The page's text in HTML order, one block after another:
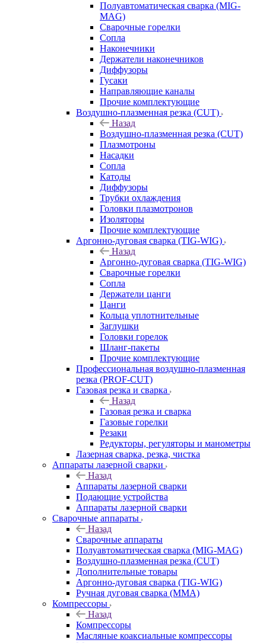
Полуавтоматическая сварка (MIG-
MAG)
Сварочные горелки
Сопла
Наконечники
Держатели наконечников
Диффузоры
Гусаки
Направляющие каналы
Прочие комплектующие
Воздушно-плазменная резка (CUT)
Назад
Воздушно-плазменная резка (CUT)
Плазмотроны
Насадки
Сопла
Катоды
Диффузоры
Трубки охлаждения
Головки плазмотронов
Изоляторы
Прочие комплектующие
Аргонно-дуговая сварка (TIG-WIG)
Назад
Аргонно-дуговая сварка (TIG-WIG)
Сварочные горелки
Сопла
Держатели цанги
Цанги
Кольца уплотнительные
Заглушки
Головки горелок
Шланг-пакеты
Прочие комплектующие
Профессиональная воздушно-плазменная
резка (PROF-CUT)
Газовая резка и сварка
Назад
Газовая резка и сварка
Газовые горелки
Резаки
Редукторы, регуляторы и манометры
Лазерная сварка, резка, чистка
Аппараты лазерной сварки
Назад
Аппараты лазерной сварки
Подающие устройства
Аппараты лазерной сварки
Сварочные аппараты
Назад
Сварочные аппараты
Полуавтоматическая сварка (MIG-MAG)
Воздушно-плазменная резка (CUT)
Дополнительные товары
Аргонно-дуговая сварка (TIG-WIG)
Ручная дуговая сварка (MMA)
Компрессоры
Назад
Компрессоры
Масляные коаксиальные компрессоры